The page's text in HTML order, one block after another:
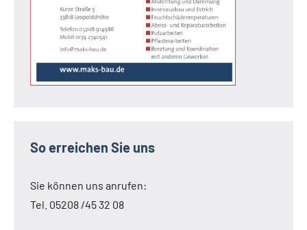
So erreichen Sie uns
Sie können uns anrufen:
Tel. 05208 /45 32 08